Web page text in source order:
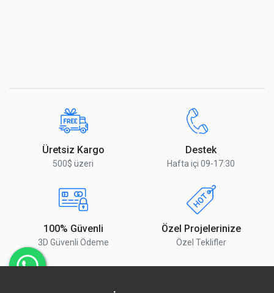
Üretsiz Kargo
500$ üzeri
Destek
Hafta içi 09-17:30
100% Güvenli
3D Güvenli Ödeme
Özel Projelerinize
Özel Teklifler